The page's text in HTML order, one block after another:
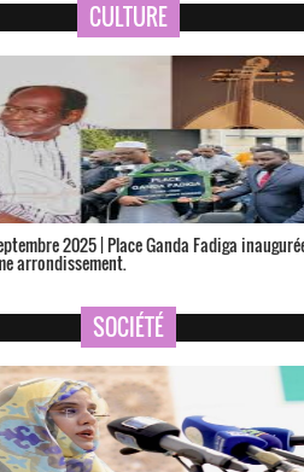
CULTURE
2025 | Place Ganda Fadiga
arrondissement.
SOCIÉTÉ